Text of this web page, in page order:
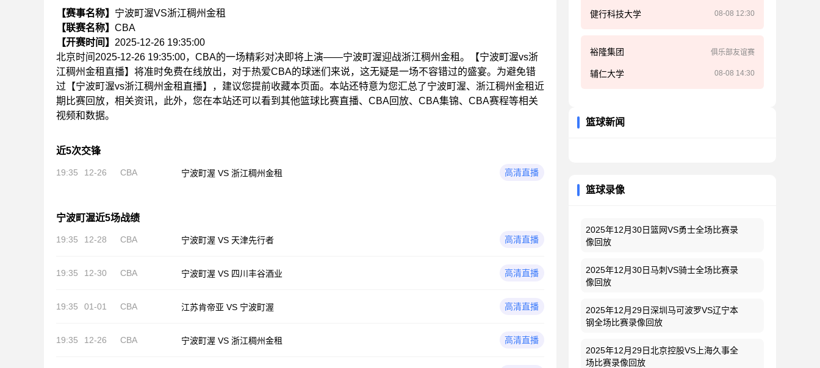
【赛事名称】 宁波町渥VS浙江稠州金租
【联赛名称】 CBA
【开赛时间】 2025-12-26 19:35:00
北京时间2025-12-26 19:35:00，CBA的一场精彩对决即将上演——宁波町渥迎战浙江稠州金租。【宁波町渥vs浙
江稠州金租直播】将准时免费在线放出，对于热爱CBA的球迷们来说，这无疑是一场不容错过的盛宴。为避免错
过【宁波町渥vs浙江稠州金租直播】，建议您提前收藏本页面。本站还特意为您汇总了宁波町渥、浙江稠州金租近
期比赛回放，相关资讯，此外，您在本站还可以看到其他篮球比赛直播、CBA回放、CBA集锦、CBA赛程等相关
视频和数据。
近5次交锋
19:35 12-26 CBA 宁波町渥 VS 浙江稠州金租 高清直播
宁波町渥近5场战绩
19:35 12-28 CBA 宁波町渥 VS 天津先行者 高清直播
19:35 12-30 CBA 宁波町渥 VS 四川丰谷酒业 高清直播
19:35 01-01 CBA 江苏肯帝亚 VS 宁波町渥 高清直播
19:35 12-26 CBA 宁波町渥 VS 浙江稠州金租 高清直播
健行科技大学 08-08 12:30
裕隆集团 俱乐部友谊赛
辅仁大学 08-08 14:30
篮球新闻
篮球录像
2025年12月30日篮网VS勇士全场比赛录
像回放
2025年12月30日马刺VS骑士全场比赛录
像回放
2025年12月29日深圳马可波罗VS辽宁本
钢全场比赛录像回放
2025年12月29日北京控股VS上海久事全
场比赛录像回放